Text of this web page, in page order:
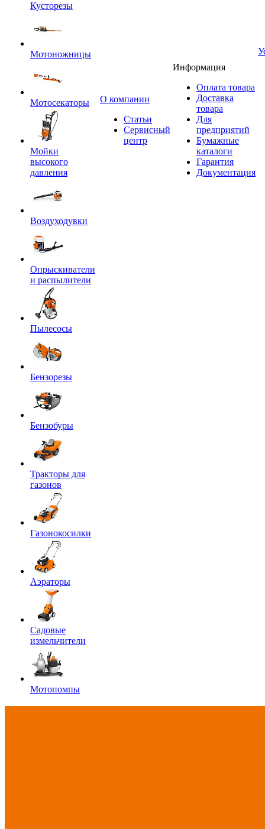
Кусторезы
Мотоножницы
Мотосекаторы
Мойки
высокого
давления
Воздуходувки
Опрыскиватели
и распылители
Пылесосы
Бензорезы
Бензобуры
Тракторы для
газонов
Газонокосилки
Аэраторы
Садовые
измельчители
Мотопомпы
O компании
Статьи
Сервисный
центр
Информация
Оплата товара
Доставка
товара
Для
предприятий
Бумажные
каталоги
Гарантия
Документация